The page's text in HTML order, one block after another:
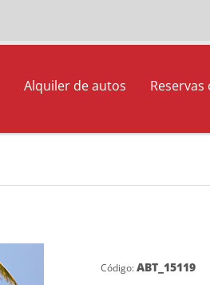
Alquiler de autos
Código:ABT_15119